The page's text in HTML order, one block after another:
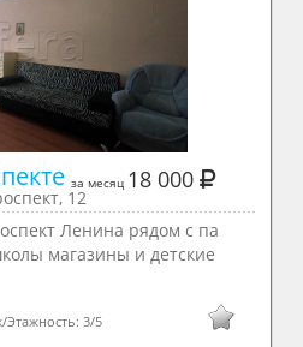
за месяц 18 000
12
Ленина рядом с па
магазины и детские
Этажность: 3/5